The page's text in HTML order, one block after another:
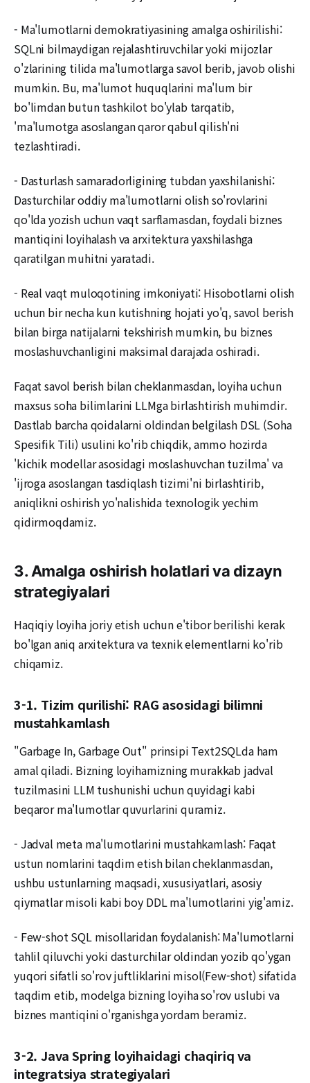
- Ma'lumotlarni demokratiyasining amalga oshirilishi:
SQLni bilmaydigan rejalashtiruvchilar yoki mijozlar
o'zlarining tilida ma'lumotlarga savol berib, javob olishi
mumkin. Bu, ma'lumot huquqlarini ma'lum bir
bo'limdan butun tashkilot bo'ylab tarqatib,
'ma'lumotga asoslangan qaror qabul qilish'ni
tezlashtiradi.
- Dasturlash samaradorligining tubdan yaxshilanishi:
Dasturchilar oddiy ma'lumotlarni olish so'rovlarini
qo'lda yozish uchun vaqt sarflamasdan, foydali biznes
mantiqini loyihalash va arxitektura yaxshilashga
qaratilgan muhitni yaratadi.
- Real vaqt muloqotining imkoniyati: Hisobotlarni olish
uchun bir necha kun kutishning hojati yo'q, savol berish
bilan birga natijalarni tekshirish mumkin, bu biznes
moslashuvchanligini maksimal darajada oshiradi.
Faqat savol berish bilan cheklanmasdan, loyiha uchun
maxsus soha bilimlarini LLMga birlashtirish muhimdir.
Dastlab barcha qoidalarni oldindan belgilash DSL (Soha
Spesifik Tili) usulini ko'rib chiqdik, ammo hozirda
'kichik modellar asosidagi moslashuvchan tuzilma' va
'ijroga asoslangan tasdiqlash tizimi'ni birlashtirib,
aniqlikni oshirish yo'nalishida texnologik yechim
qidirmoqdamiz.
3. Amalga oshirish holatlari va dizayn
strategiyalari
Haqiqiy loyiha joriy etish uchun e'tibor berilishi kerak
bo'lgan aniq arxitektura va texnik elementlarni ko'rib
chiqamiz.
3-1. Tizim qurilishi: RAG asosidagi bilimni
mustahkamlash
"Garbage In, Garbage Out" prinsipi Text2SQLda ham
amal qiladi. Bizning loyihamizning murakkab jadval
tuzilmasini LLM tushunishi uchun quyidagi kabi
beqaror ma'lumotlar quvurlarini quramiz.
- Jadval meta ma'lumotlarini mustahkamlash: Faqat
ustun nomlarini taqdim etish bilan cheklanmasdan,
ushbu ustunlarning maqsadi, xususiyatlari, asosiy
qiymatlar misoli kabi boy DDL ma'lumotlarini yig'amiz.
- Few-shot SQL misollaridan foydalanish: Ma'lumotlarni
tahlil qiluvchi yoki dasturchilar oldindan yozib qo'ygan
yuqori sifatli so'rov juftliklarini misol(Few-shot) sifatida
taqdim etib, modelga bizning loyiha so'rov uslubi va
biznes mantiqini o'rganishga yordam beramiz.
3-2. Java Spring loyihaidagi chaqiriq va
integratsiya strategiyalari